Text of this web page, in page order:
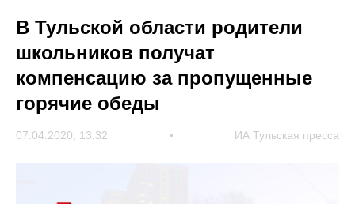
В Тульской области родители
школьников получат
компенсацию за пропущенные
горячие обеды
07.04.2020, 13:32 ИА Тульская пресса